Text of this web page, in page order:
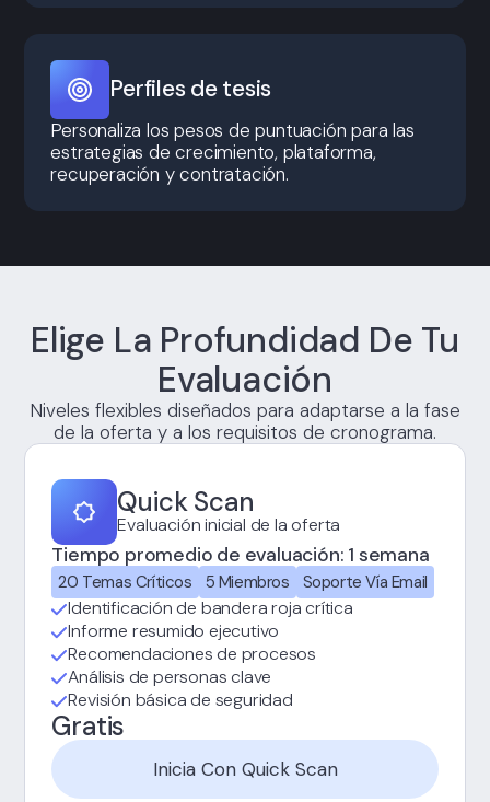
Perfiles de tesis
Personaliza los pesos de puntuación para las
estrategias de crecimiento, plataforma,
recuperación y contratación.
Elige La Profundidad De Tu
Evaluación
Niveles flexibles diseñados para adaptarse a la fase
de la oferta y a los requisitos de cronograma.
Quick Scan
Evaluación inicial de la oferta
Tiempo promedio de evaluación: 1 semana
20 Temas Críticos 5 Miembros Soporte Vía Email
Identificación de bandera roja crítica
Informe resumido ejecutivo
Recomendaciones de procesos
Análisis de personas clave
Revisión básica de seguridad
Gratis
Inicia Con Quick Scan